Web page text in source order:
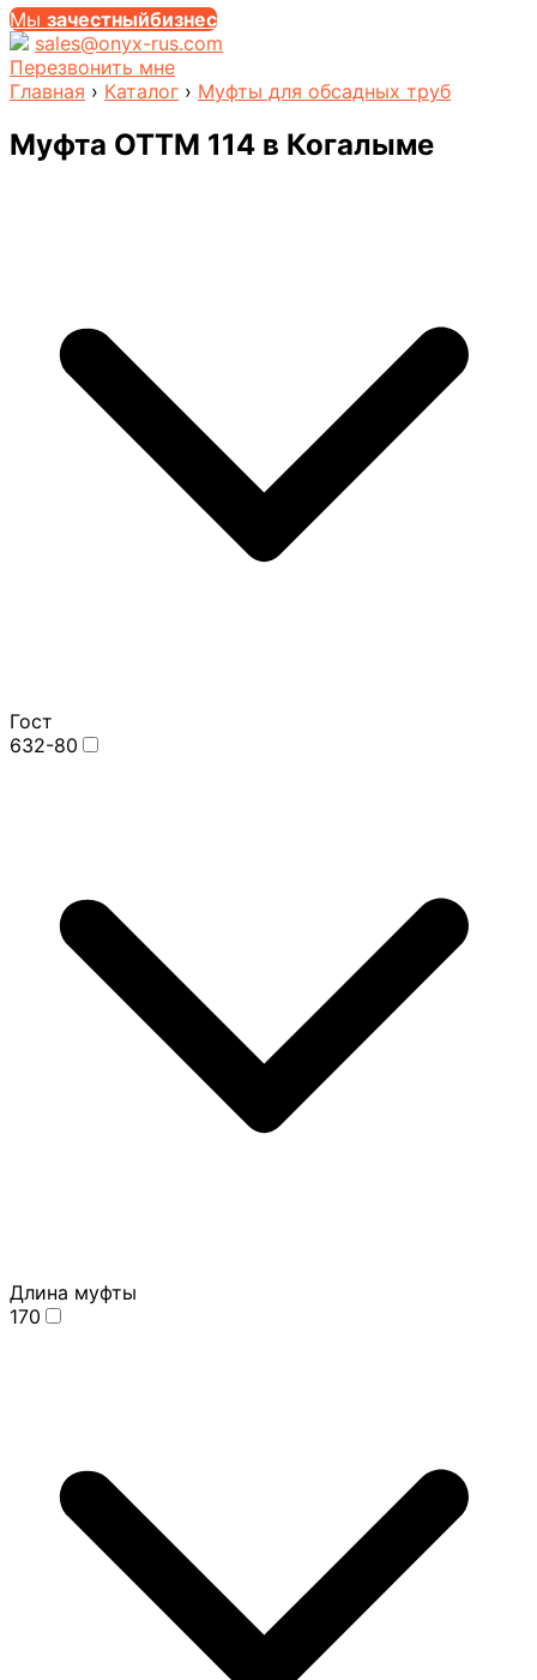
Мы зачестныйбизнес
sales@onyx-rus.com
Перезвонить мне
Главная › Каталог › Муфты для обсадных труб
Муфта ОТТМ 114 в Когалыме
Гост
632-80
Длина муфты
170